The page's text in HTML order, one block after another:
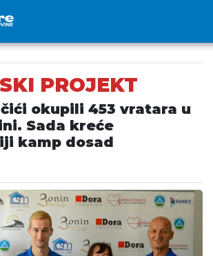
PROJEKT
okupili 453 vratara u
Sada kreće
kamp dosad